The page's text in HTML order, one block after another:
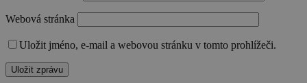
Webová stránka
Uložit jméno, e-mail a webovou stránku v tomto prohlížeči.